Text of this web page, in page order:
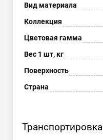
Вид материала
Коллекция
Цветовая гамма
Вес 1 шт, кг
Поверхность
Страна
Транспортировка